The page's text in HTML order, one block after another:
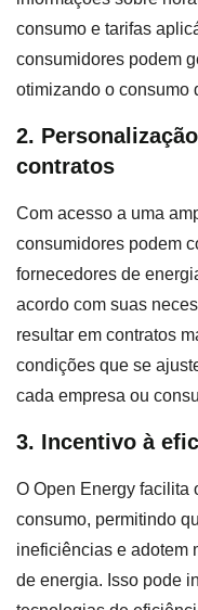
consumo e tarifas
consumidores podem
otimizando o consumo
2.
contratos
Com acesso a uma
consumidores podem
fornecedores de
acordo com suas
resultar em contratos
condições que se
cada empresa ou
3. Incentivo à
O Open Energy facilita
consumo, permitindo
ineficiências e adotem
de energia. Isso pode